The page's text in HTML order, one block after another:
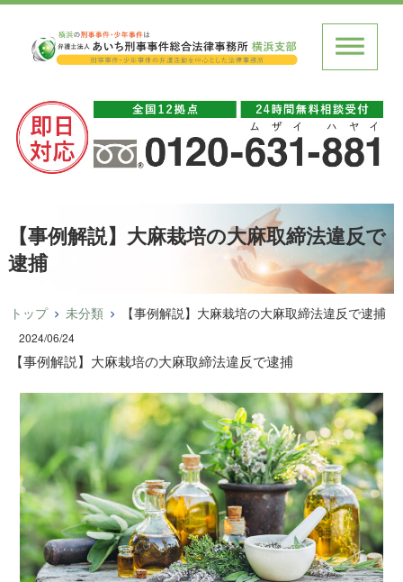
【事例解説】大麻栽培の大麻取締法違反で
逮捕
トップ 未分類 【事例解説】大麻栽培の大麻取締法違反で逮捕
2024/06/24
【事例解説】大麻栽培の大麻取締法違反で逮捕